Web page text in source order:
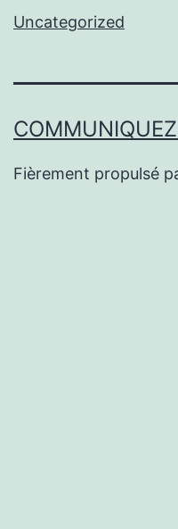
Uncategorized
Fièrement propulsé